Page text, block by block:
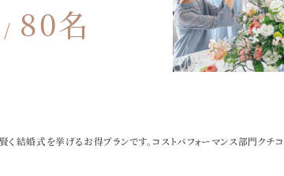
80
結婚式を挙げるお得プランです。コストパフォーマンス部門クチ